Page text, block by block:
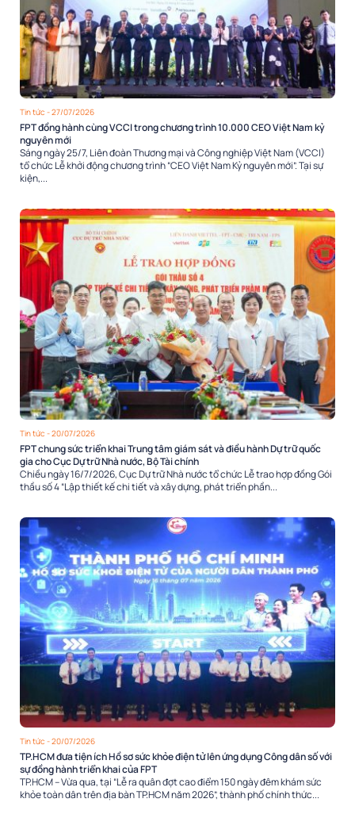
Tin tức - 27/07/2026
FPT đồng hành cùng VCCI trong chương trình 10.000 CEO Việt Nam kỷ
nguyên mới
Sáng ngày 25/7, Liên đoàn Thương mại và Công nghiệp Việt Nam (VCCI)
tổ chức Lễ khởi động chương trình “CEO Việt Nam Kỷ nguyên mới”. Tại sự
kiện,...
Tin tức - 20/07/2026
FPT chung sức triển khai Trung tâm giám sát và điều hành Dự trữ quốc
gia cho Cục Dự trữ Nhà nước, Bộ Tài chính
Chiều ngày 16/7/2026, Cục Dự trữ Nhà nước tổ chức Lễ trao hợp đồng Gói
thầu số 4 “Lập thiết kế chi tiết và xây dựng, phát triển phần...
Tin tức - 20/07/2026
TP.HCM đưa tiện ích Hồ sơ sức khỏe điện tử lên ứng dụng Công dân số với
sự đồng hành triển khai của FPT
TP.HCM – Vừa qua, tại “Lễ ra quân đợt cao điểm 150 ngày đêm khám sức
khỏe toàn dân trên địa bàn TP.HCM năm 2026”, thành phố chính thức...